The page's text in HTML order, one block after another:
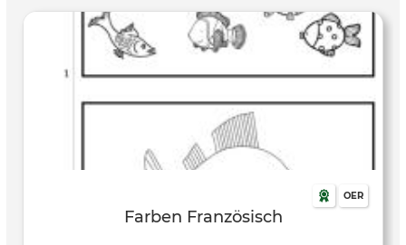
OER
Farben Französisch